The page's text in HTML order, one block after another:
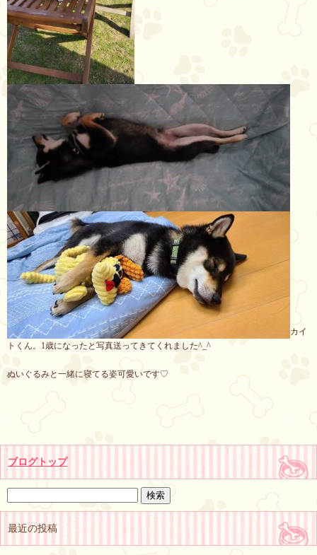
カイ
トくん。1歳になったと写真送ってきてくれました^_^
ぬいぐるみと一緒に寝てる姿可愛いです♡
ブログトップ
最近の投稿